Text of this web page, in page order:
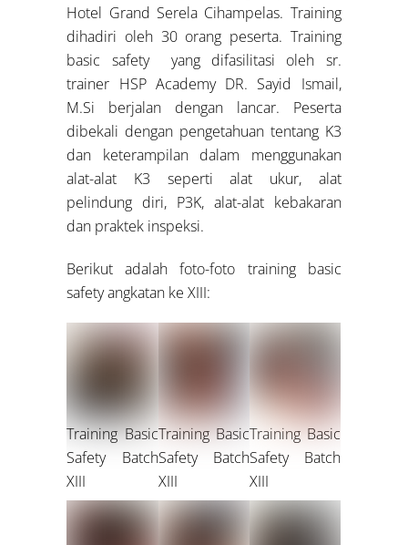
Hotel Grand Serela Cihampelas. Training
dihadiri oleh 30 orang peserta. Training
basic safety yang difasilitasi oleh sr.
trainer HSP Academy DR. Sayid Ismail,
M.Si berjalan dengan lancar. Peserta
dibekali dengan pengetahuan tentang K3
dan keterampilan dalam menggunakan
alat-alat K3 seperti alat ukur, alat
pelindung diri, P3K, alat-alat kebakaran
dan praktek inspeksi.
Berikut adalah foto-foto training basic
safety angkatan ke XIII:
Training Basic
Safety Batch
XIII
Training Basic
Safety Batch
XIII
Training Basic
Safety Batch
XIII